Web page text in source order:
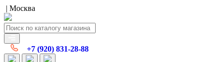
| Москва
+7 (920) 831-28-88